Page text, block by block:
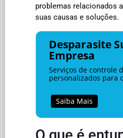
problemas relacionados
suas causas e soluções.
Desparasite
Empresa
Serviços de controle
personalizados para
Saiba Mais